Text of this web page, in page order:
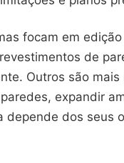
focam em
de
Outros são
expandir
depende dos seus